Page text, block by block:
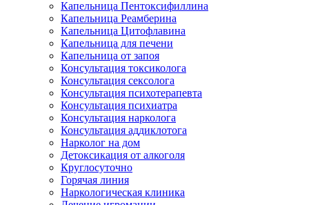
Капельница Пентоксифиллина
Капельница Реамберина
Капельница Цитофлавина
Капельница для печени
Капельница от запоя
Консультация токсиколога
Консультация сексолога
Консультация психотерапевта
Консультация психиатра
Консультация нарколога
Консультация аддиклотога
Нарколог на дом
Детоксикация от алкоголя
Круглосуточно
Горячая линия
Наркологическая клиника